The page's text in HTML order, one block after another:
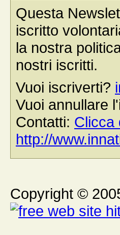
Questa
iscritto
la nostra
nostri iscritti.
Vuoi iscriverti?
Vuoi annullare
Contatti: Clicca
http://
Copyright ©